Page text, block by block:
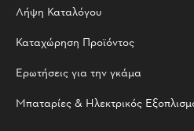
Λήψη Καταλόγου
Καταχώρηση Προϊόντος
Ερωτήσεις για την γκάμα
Μπαταρίες & Ηλεκτρικός